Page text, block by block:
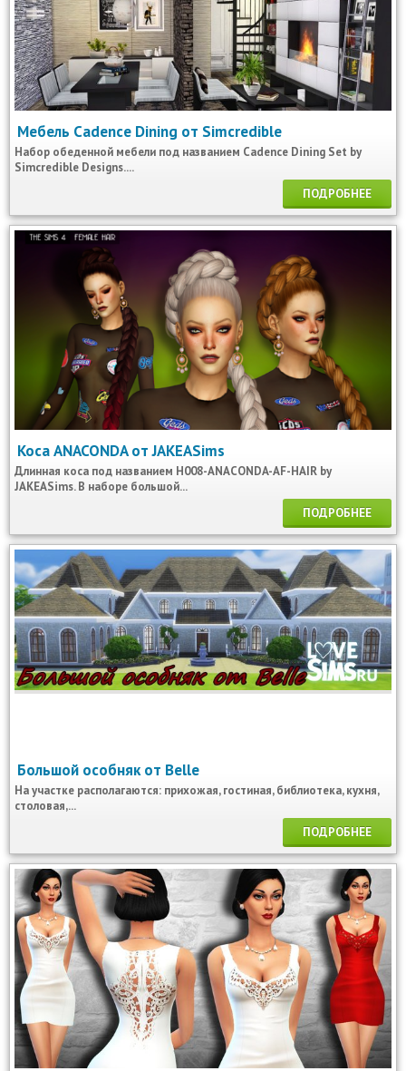
Мебель Cadence Dining от Simcredible
Набор обеденной мебели под названием Cadence Dining Set by
Simcredible Designs....
ПОДРОБНЕЕ
Коса ANACONDA от JAKEASims
Длинная коса под названием H008-ANACONDA-AF-HAIR by
JAKEASims. В наборе большой...
ПОДРОБНЕЕ
Большой особняк от Belle
На участке располагаются: прихожая, гостиная, библиотека, кухня,
столовая,...
ПОДРОБНЕЕ